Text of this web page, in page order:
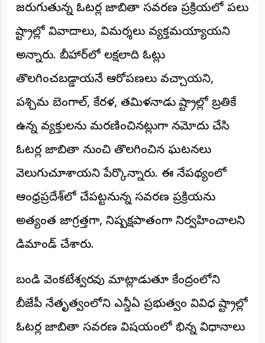
(Login)
©
2026
NTODAY
NEWS
ప్రతి
పక్షం
జరుగుతున్న ఓటర్ల జాబితా సవరణ ప్రక్రియలో పలు
రాష్ట్రాల్లో వివాదాలు, విమర్శలు వ్యక్తమయ్యాయని
అన్నారు. బీహార్‌లో లక్షలాది ఓట్లు
తొలగించబడ్డాయనే ఆరోపణలు వచ్చాయని,
పశ్చిమ బెంగాల్, కేరళ, తమిళనాడు రాష్ట్రాల్లో బ్రతికే
ఉన్న వ్యక్తులను మరణించినట్లుగా నమోదు చేసి
ఓటర్ల జాబితా నుంచి తొలగించిన ఘటనలు
వెలుగుచూశాయని పేర్కొన్నారు. ఈ నేపథ్యంలో
ఆంధ్రప్రదేశ్‌లో చేపట్టనున్న సవరణ ప్రక్రియను
అత్యంత జాగ్రత్తగా, నిష్పక్షపాతంగా నిర్వహించాలని
డిమాండ్ చేశారు.
బండి వెంకటేశ్వరరావు మాట్లాడుతూ కేంద్రంలోని
బీజేపీ నేతృత్వంలోని ఎన్డీఏ ప్రభుత్వం వివిధ రాష్ట్రాల్లో
ఓటర్ల జాబితా సవరణ విషయంలో భిన్న విధానాలు